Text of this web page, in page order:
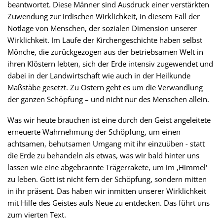
beantwortet. Diese Männer sind Ausdruck einer verstärkten
Zuwendung zur irdischen Wirklichkeit, in diesem Fall der
Notlage von Menschen, der sozialen Dimension unserer
Wirklichkeit. Im Laufe der Kirchengeschichte haben selbst
Mönche, die zurückgezogen aus der betriebsamen Welt in
ihren Klöstern lebten, sich der Erde intensiv zugewendet und
dabei in der Landwirtschaft wie auch in der Heilkunde
Maßstäbe gesetzt. Zu Ostern geht es um die Verwandlung
der ganzen Schöpfung – und nicht nur des Menschen allein.
Was wir heute brauchen ist eine durch den Geist angeleitete
erneuerte Wahrnehmung der Schöpfung, um einen
achtsamen, behutsamen Umgang mit ihr einzuüben - statt
die Erde zu behandeln als etwas, was wir bald hinter uns
lassen wie eine abgebrannte Trägerrakete, um im ‚Himmel'
zu leben. Gott ist nicht fern der Schöpfung, sondern mitten
in ihr präsent. Das haben wir inmitten unserer Wirklichkeit
mit Hilfe des Geistes aufs Neue zu entdecken. Das führt uns
zum vierten Text.